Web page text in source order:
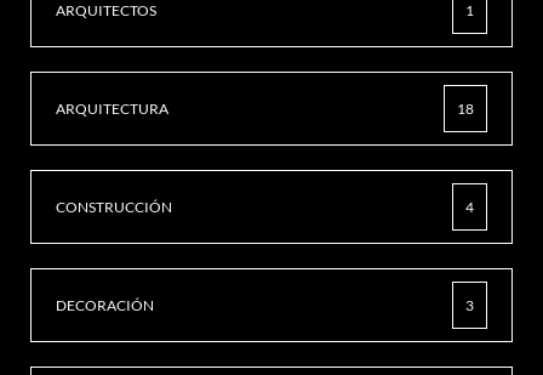
ARQUITECTOS 1
ARQUITECTURA 18
CONSTRUCCIÓN 4
DECORACIÓN 3